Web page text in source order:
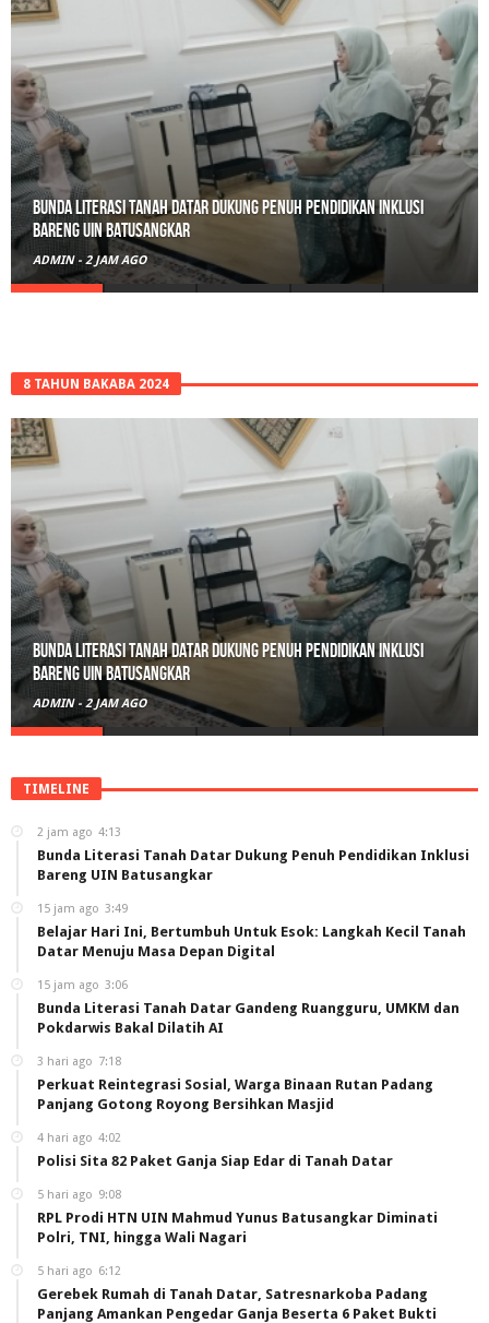
Bunda Literasi Tanah Datar Dukung Penuh Pendidikan Inklusi
Bareng UIN Batusangkar
ADMIN - 2 JAM AGO
8 TAHUN BAKABA 2024
Bunda Literasi Tanah Datar Dukung Penuh Pendidikan Inklusi
Bareng UIN Batusangkar
ADMIN - 2 JAM AGO
TIMELINE
2 jam ago 4:13
Bunda Literasi Tanah Datar Dukung Penuh Pendidikan Inklusi
Bareng UIN Batusangkar
15 jam ago 3:49
Belajar Hari Ini, Bertumbuh Untuk Esok: Langkah Kecil Tanah
Datar Menuju Masa Depan Digital
15 jam ago 3:06
Bunda Literasi Tanah Datar Gandeng Ruangguru, UMKM dan
Pokdarwis Bakal Dilatih AI
3 hari ago 7:18
Perkuat Reintegrasi Sosial, Warga Binaan Rutan Padang
Panjang Gotong Royong Bersihkan Masjid
4 hari ago 4:02
Polisi Sita 82 Paket Ganja Siap Edar di Tanah Datar
5 hari ago 9:08
RPL Prodi HTN UIN Mahmud Yunus Batusangkar Diminati
Polri, TNI, hingga Wali Nagari
5 hari ago 6:12
Gerebek Rumah di Tanah Datar, Satresnarkoba Padang
Panjang Amankan Pengedar Ganja Beserta 6 Paket Bukti